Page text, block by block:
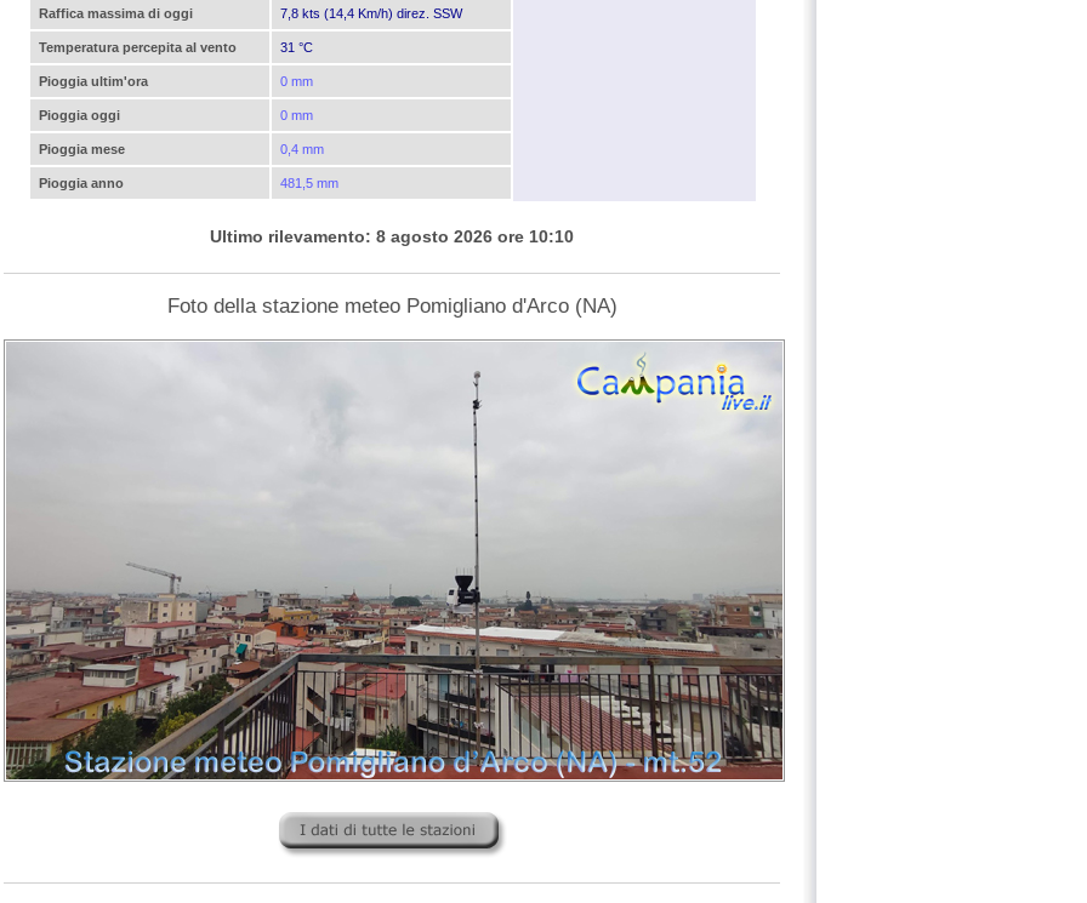
Raffica massima di oggi 7,8 kts (14,4 Km/h) direz. SSW
Temperatura percepita al vento 31 °C
Pioggia ultim'ora 0 mm
Pioggia oggi 0 mm
Pioggia mese 0,4 mm
Pioggia anno 481,5 mm
Ultimo rilevamento: 8 agosto 2026 ore 10:10
Foto della stazione meteo Pomigliano d'Arco (NA)